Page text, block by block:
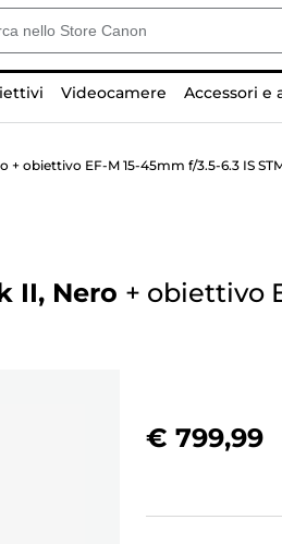
Videocamere Accessori e
obiettivo EF-M 15-45mm f/3.5-6.3 IS
II, Nero + obiettivo
€ 799,99